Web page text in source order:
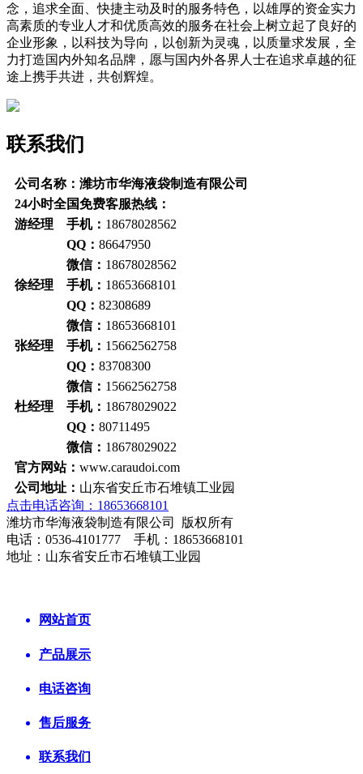
念，追求全面、快捷主动及时的服务特色，以雄厚的资金实力
高素质的专业人才和优质高效的服务在社会上树立起了良好的
企业形象，以科技为导向，以创新为灵魂，以质量求发展，全
力打造国内外知名品牌，愿与国内外各界人士在追求卓越的征
途上携手共进，共创辉煌。
联系我们
公司名称：潍坊市华海液袋制造有限公司
24小时全国免费客服热线：
游经理 手机： 18678028562
QQ： 86647950
微信： 18678028562
徐经理 手机： 18653668101
QQ： 82308689
微信： 18653668101
张经理 手机： 15662562758
QQ： 83708300
微信： 15662562758
杜经理 手机： 18678029022
QQ： 80711495
微信： 18678029022
官方网站： www.caraudoi.com
公司地址： 山东省安丘市石堆镇工业园
点击电话咨询：18653668101
潍坊市华海液袋制造有限公司 版权所有
电话：0536-4101777 手机：18653668101
地址：山东省安丘市石堆镇工业园
网站首页
产品展示
电话咨询
售后服务
联系我们